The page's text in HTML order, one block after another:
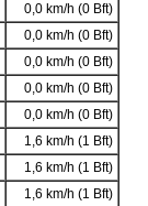
0,0 km/h (0 Bft)
0,0 km/h (0 Bft)
0,0 km/h (0 Bft)
0,0 km/h (0 Bft)
0,0 km/h (0 Bft)
1,6 km/h (1 Bft)
1,6 km/h (1 Bft)
1,6 km/h (1 Bft)